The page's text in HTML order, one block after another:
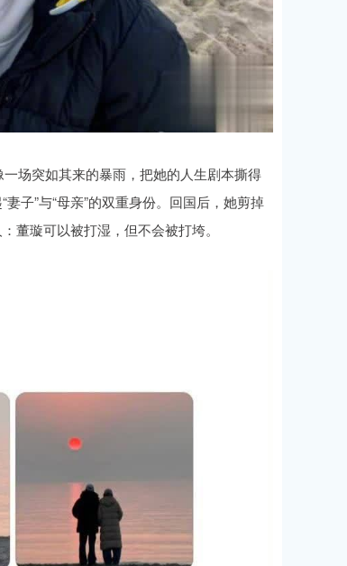
场突如其来的暴雨，把她的人生剧本撕得
子”与“母亲”的双重身份。回国后，她剪掉
董璇可以被打湿，但不会被打垮。